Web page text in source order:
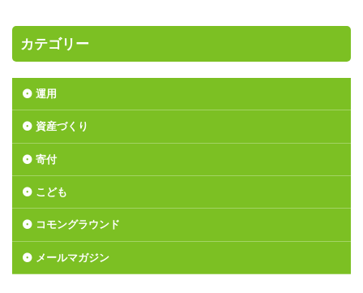
カテゴリー
運用
資産づくり
寄付
こども
コモングラウンド
メールマガジン